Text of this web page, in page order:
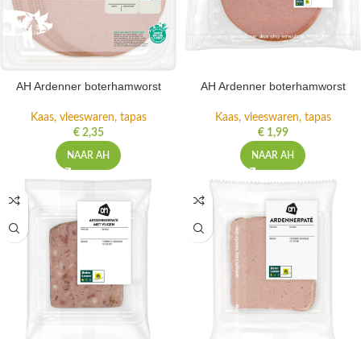
AH Ardenner boterhamworst
Kaas, vleeswaren, tapas
€2,35
NAAR AH
AH Ardenner boterhamworst
Kaas, vleeswaren, tapas
€1,99
NAAR AH